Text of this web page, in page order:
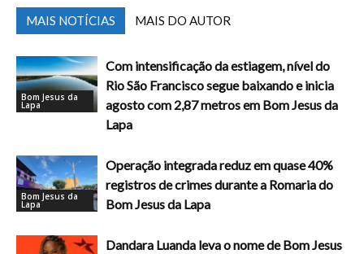
MAIS NOTÍCIAS MAIS DO AUTOR
Bom Jesus da
Lapa
Com intensificação da estiagem, nível do
Rio São Francisco segue baixando e inicia
agosto com 2,87 metros em Bom Jesus da
Lapa
Bom Jesus da
Lapa
Operação integrada reduz em quase 40%
registros de crimes durante a Romaria do
Bom Jesus da Lapa
Dandara Luanda leva o nome de Bom Jesus